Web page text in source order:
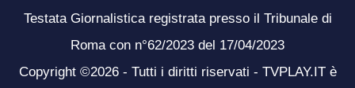
Testata Giornalistica registrata presso il Tribunale di
Roma con n°62/2023 del 17/04/2023
Copyright ©2026 - Tutti i diritti riservati - TVPLAY.IT è